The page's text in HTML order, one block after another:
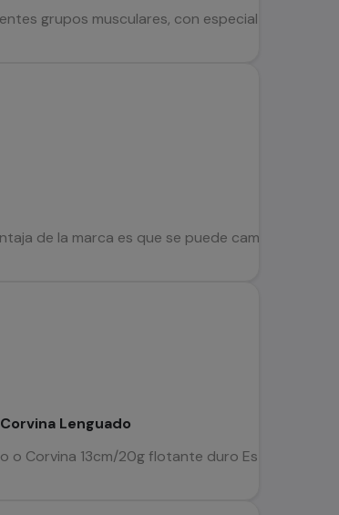
grupos musculares, con especial enfoque
de la marca es que se puede cambiar
Lenguado
o Corvina 13cm/20g flotante duro Este cebo